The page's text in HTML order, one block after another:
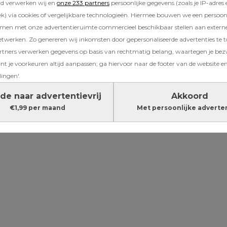
verwerken wij en onze 233 partners persoonlijke gegevens (zoals je IP-adres
via cookies of vergelijkbare technologieën. Hiermee bouwen we een
met onze advertentieruimte commercieel beschikbaar stellen aan
Zo genereren wij inkomsten door gepersonaliseerde advertenties te
verwerken gegevens op basis van rechtmatig belang, waartegen je
je voorkeuren altijd aanpassen; ga hiervoor naar de footer van de website
naar advertentievrij
€1,99 per maand
Akkoord
Met persoonlijke
Veel knoflook, groente en een handje
Toen wist ik alleen nog niet dat die
die avond..
Lees verder onder de advertentie